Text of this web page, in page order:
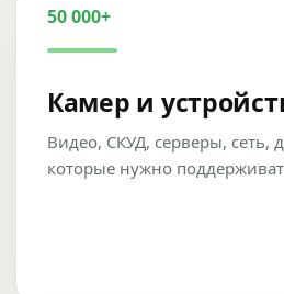
50 000+
Камер и
Видео, СКУД, серверы, сеть,
которые нужно